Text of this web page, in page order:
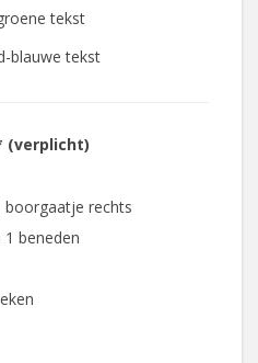
tekst
blauwe tekst
(verplicht)
boorgaatje rechts
beneden